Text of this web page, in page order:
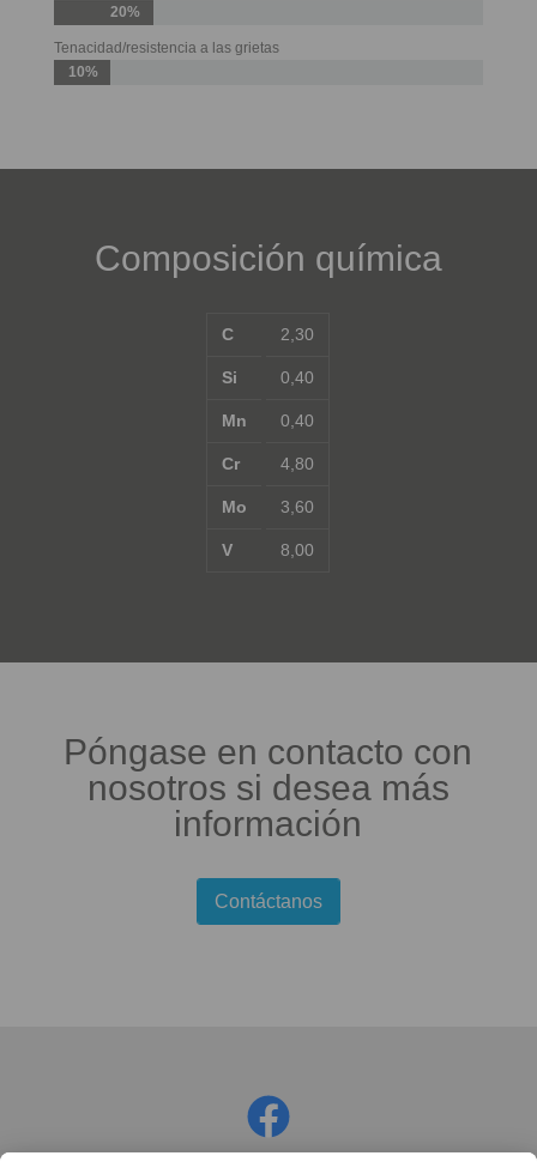
20%
Tenacidad/resistencia a las grietas
10%
Composición química
C
Si
Mn
Cr
Mo
V
2,30
0,40
0,40
4,80
3,60
8,00
Póngase en contacto con
nosotros si desea más
información
Contáctanos